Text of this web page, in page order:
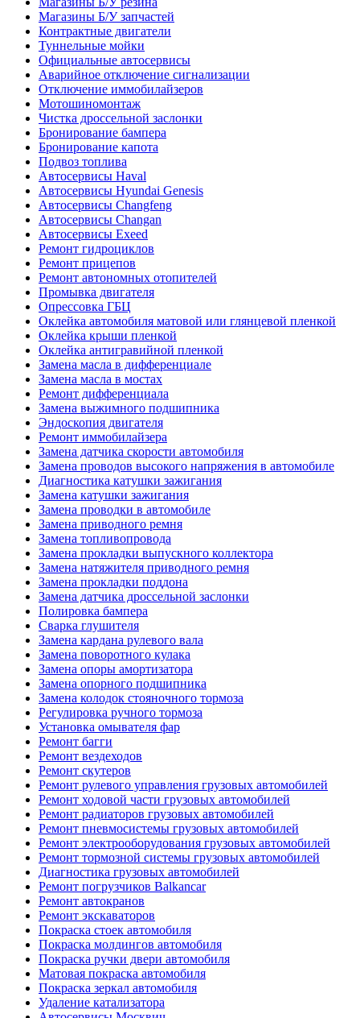
Магазины Б/У запчастей
Контрактные двигатели
Туннельные мойки
Официальные автосервисы
Аварийное отключение сигнализации
Отключение иммобилайзеров
Мотошиномонтаж
Чистка дроссельной заслонки
Бронирование бампера
Бронирование капота
Подвоз топлива
Автосервисы Haval
Автосервисы Hyundai Genesis
Автосервисы Changfeng
Автосервисы Changan
Автосервисы Exeed
Ремонт гидроциклов
Ремонт прицепов
Ремонт автономных отопителей
Промывка двигателя
Опрессовка ГБЦ
Оклейка автомобиля матовой или глянцевой пленкой
Оклейка крыши пленкой
Оклейка антигравийной пленкой
Замена масла в дифференциале
Замена масла в мостах
Ремонт дифференциала
Замена выжимного подшипника
Эндоскопия двигателя
Ремонт иммобилайзера
Замена датчика скорости автомобиля
Замена проводов высокого напряжения в автомобиле
Диагностика катушки зажигания
Замена катушки зажигания
Замена проводки в автомобиле
Замена приводного ремня
Замена топливопровода
Замена прокладки выпускного коллектора
Замена натяжителя приводного ремня
Замена прокладки поддона
Замена датчика дроссельной заслонки
Полировка бампера
Сварка глушителя
Замена кардана рулевого вала
Замена поворотного кулака
Замена опоры амортизатора
Замена опорного подшипника
Замена колодок стояночного тормоза
Регулировка ручного тормоза
Установка омывателя фар
Ремонт багги
Ремонт вездеходов
Ремонт скутеров
Ремонт рулевого управления грузовых автомобилей
Ремонт ходовой части грузовых автомобилей
Ремонт радиаторов грузовых автомобилей
Ремонт пневмосистемы грузовых автомобилей
Ремонт электрооборудования грузовых автомобилей
Ремонт тормозной системы грузовых автомобилей
Диагностика грузовых автомобилей
Ремонт погрузчиков Balkancar
Ремонт автокранов
Ремонт экскаваторов
Покраска стоек автомобиля
Покраска молдингов автомобиля
Покраска ручки двери автомобиля
Матовая покраска автомобиля
Покраска зеркал автомобиля
Удаление катализатора